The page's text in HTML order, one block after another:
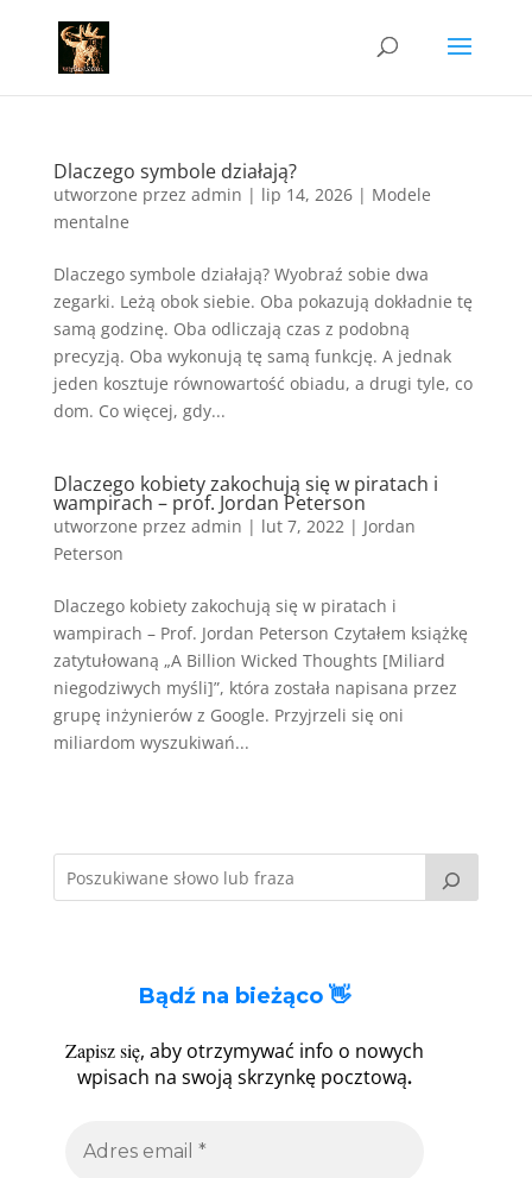
Dlaczego symbole działają?
utworzone przez admin | lip 14, 2026| Modele
mentalne
Dlaczego symbole działają? Wyobraź sobie dwa
zegarki. Leżą obok siebie. Oba pokazują dokładnie tę
samą godzinę. Oba odliczają czas z podobną
precyzją. Oba wykonują tę samą funkcję. A jednak
jeden kosztuje równowartość obiadu, a drugi tyle, co
dom. Co więcej, gdy...
Dlaczego kobiety zakochują się w piratach i
wampirach – prof. Jordan Peterson
utworzone przez admin | lut 7, 2022| Jordan
Peterson
Dlaczego kobiety zakochują się w piratach i
wampirach – Prof. Jordan Peterson Czytałem książkę
zatytułowaną „A Billion Wicked Thoughts [Miliard
niegodziwych myśli]”, która została napisana przez
grupę inżynierów z Google. Przyjrzeli się oni
miliardom wyszukiwań...
Bądź na bieżąco 👋
Zapisz się, aby otrzymywać info o nowych
wpisach na swoją skrzynkę pocztową.